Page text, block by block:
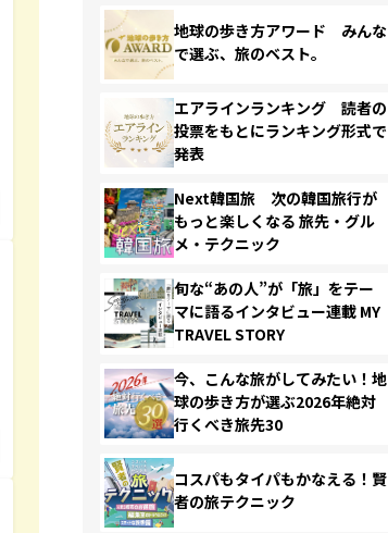
地球の歩き方アワード みんな
で選ぶ、旅のベスト。
エアラインランキング 読者の
投票をもとにランキング形式で
発表
Next韓国旅 次の韓国旅行が
もっと楽しくなる 旅先・グル
メ・テクニック
旬な“あの人”が「旅」をテー
マに語るインタビュー連載 MY
TRAVEL STORY
今、こんな旅がしてみたい！地
球の歩き方が選ぶ2026年絶対
行くべき旅先30
コスパもタイパもかなえる！賢
者の旅テクニック